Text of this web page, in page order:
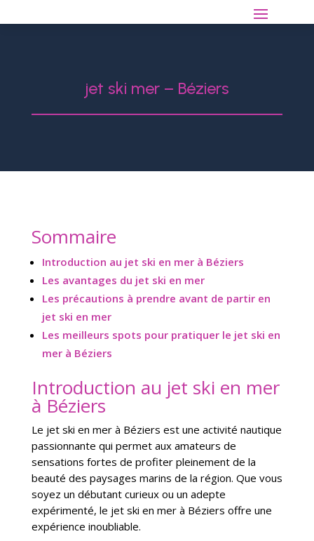
jet ski mer – Béziers
Sommaire
Introduction au jet ski en mer à Béziers
Les avantages du jet ski en mer
Les précautions à prendre avant de partir en
jet ski en mer
Les meilleurs spots pour pratiquer le jet ski en
mer à Béziers
Introduction au jet ski en mer
à Béziers
Le jet ski en mer à Béziers est une activité nautique
passionnante qui permet aux amateurs de
sensations fortes de profiter pleinement de la
beauté des paysages marins de la région. Que vous
soyez un débutant curieux ou un adepte
expérimenté, le jet ski en mer à Béziers offre une
expérience inoubliable.